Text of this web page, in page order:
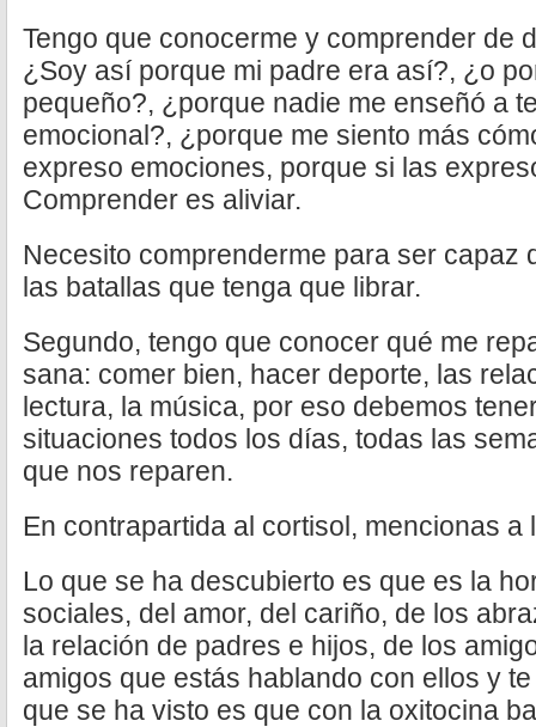
Tengo que conocerme y comprender de
¿Soy así porque mi padre era así?, ¿o
pequeño?, ¿porque nadie me enseñó a
emocional?, ¿porque me siento más
expreso emociones, porque si las
Comprender es aliviar.
Necesito comprenderme para ser capaz
las batallas que tenga que librar.
Segundo, tengo que conocer qué me
sana: comer bien, hacer deporte, las
lectura, la música, por eso debemos
situaciones todos los días, todas las
que nos reparen.
En contrapartida al cortisol, mencionas a
Lo que se ha descubierto es que es la
sociales, del amor, del cariño, de los
la relación de padres e hijos, de los
amigos que estás hablando con ellos y
que se ha visto es que con la oxitocina